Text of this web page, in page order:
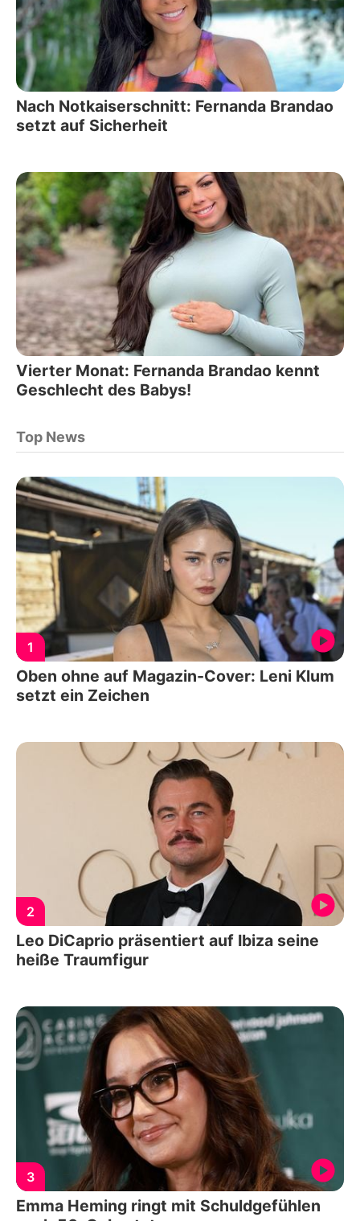
Nach Notkaiserschnitt: Fernanda Brandao
setzt auf Sicherheit
Vierter Monat: Fernanda Brandao kennt
Geschlecht des Babys!
Top News
1
Oben ohne auf Magazin-Cover: Leni Klum
setzt ein Zeichen
2
Leo DiCaprio präsentiert auf Ibiza seine
heiße Traumfigur
3
Emma Heming ringt mit Schuldgefühlen